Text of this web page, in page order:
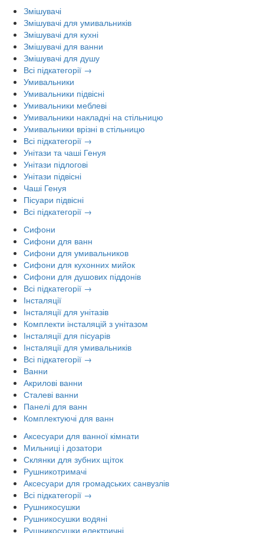
Змішувачі
Змішувачі для умивальників
Змішувачі для кухні
Змішувачі для ванни
Змішувачі для душу
Всі підкатегорії →
Умивальники
Умивальники підвісні
Умивальники меблеві
Умивальники накладні на стільницю
Умивальники врізні в стільницю
Всі підкатегорії →
Унітази та чаші Генуя
Унітази підлогові
Унітази підвісні
Чаші Генуя
Пісуари підвісні
Всі підкатегорії →
Сифони
Сифони для ванн
Сифони для умивальников
Сифони для кухонних мийок
Сифони для душових піддонів
Всі підкатегорії →
Інсталяції
Інсталяції для унітазів
Комплекти інсталяцій з унітазом
Інсталяції для пісуарів
Інсталяції для умивальників
Всі підкатегорії →
Ванни
Акрилові ванни
Сталеві ванни
Панелі для ванн
Комплектуючі для ванн
Аксесуари для ванної кімнати
Мильниці і дозатори
Склянки для зубних щіток
Рушникотримачі
Аксесуари для громадських санвузлів
Всі підкатегорії →
Рушникосушки
Рушникосушки водяні
Рушникосушки електричні